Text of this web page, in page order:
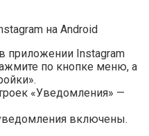
на Android
приложении Instagram
по кнопке меню, а
«Уведомления» —
включены.